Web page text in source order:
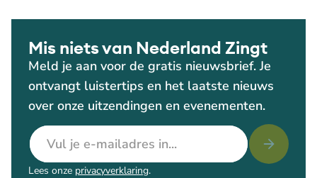
Mis niets van Nederland Zingt
Meld je aan voor de gratis nieuwsbrief. Je
ontvangt luistertips en het laatste nieuws
over onze uitzendingen en evenementen.
E-mailadres
Lees onze privacyverklaring.